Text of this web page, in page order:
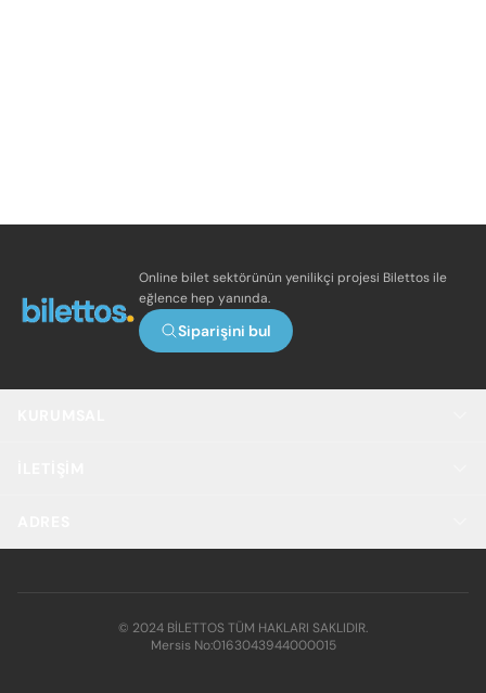
Online bilet sektörünün yenilikçi projesi Bilettos ile
eğlence hep yanında.
Siparişini bul
© 2024 BİLETTOS TÜM HAKLARI SAKLIDIR.
Mersis No:0163043944000015